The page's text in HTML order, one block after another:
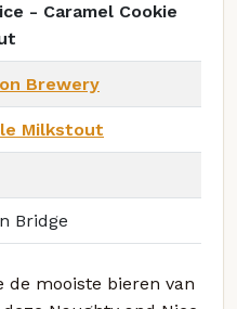
- Caramel Cookie
Brewery
Milkstout
Bridge
de mooiste bieren van